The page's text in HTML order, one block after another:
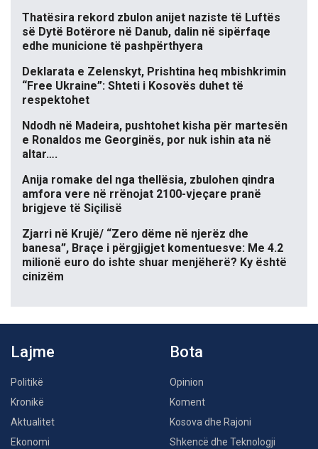
Thatësira rekord zbulon anijet naziste të Luftës
së Dytë Botërore në Danub, dalin në sipërfaqe
edhe municione të pashpërthyera
Deklarata e Zelenskyt, Prishtina heq mbishkrimin
“Free Ukraine”: Shteti i Kosovës duhet të
respektohet
Ndodh në Madeira, pushtohet kisha për martesën
e Ronaldos me Georginës, por nuk ishin ata në
altar….
Anija romake del nga thellësia, zbulohen qindra
amfora vere në rrënojat 2100-vjeçare pranë
brigjeve të Siçilisë
Zjarri në Krujë/ “Zero dëme në njerëz dhe
banesa”, Braçe i përgjigjet komentuesve: Me 4.2
milionë euro do ishte shuar menjëherë? Ky është
cinizëm
Lajme
Politikë
Kronikë
Aktualitet
Ekonomi
Bota
Opinion
Koment
Kosova dhe Rajoni
Shkencë dhe Teknologji